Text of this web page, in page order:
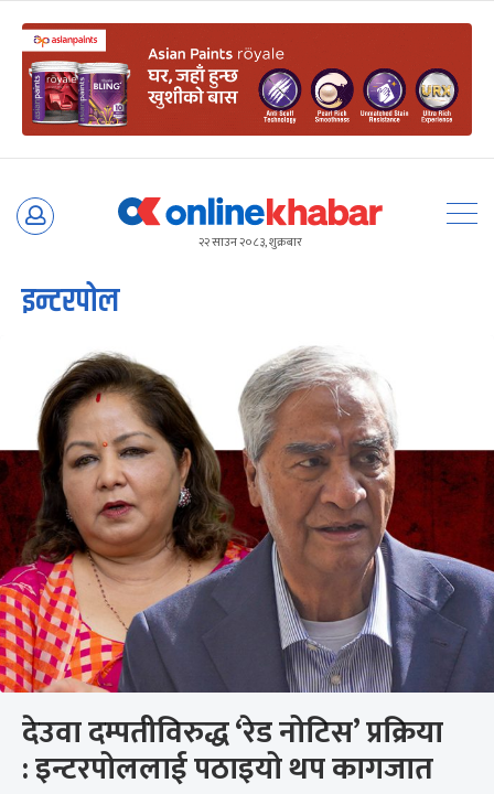
Skip
२२ साउन २०८३, शुक्रबार
इन्टरपोल
देउवा दम्पतीविरुद्ध ‘रेड नोटिस’ प्रक्रिया
: इन्टरपोललाई पठाइयो थप कागजात